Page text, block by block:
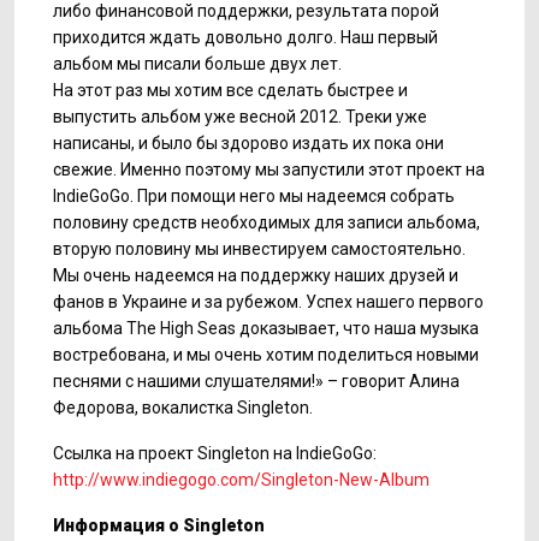
либо финансовой поддержки, результата порой
приходится ждать довольно долго. Наш первый
альбом мы писали больше двух лет.
На этот раз мы хотим все сделать быстрее и
выпустить альбом уже весной 2012. Треки уже
написаны, и было бы здорово издать их пока они
свежие. Именно поэтому мы запустили этот проект на
IndieGoGo. При помощи него мы надеемся собрать
половину средств необходимых для записи альбома,
вторую половину мы инвестируем самостоятельно.
Мы очень надеемся на поддержку наших друзей и
фанов в Украине и за рубежом. Успех нашего первого
альбома The High Seas доказывает, что наша музыка
востребована, и мы очень хотим поделиться новыми
песнями с нашими слушателями!» – говорит Алина
Федорова, вокалистка Singleton.
Ссылка на проект Singleton на IndieGoGo:
http://www.indiegogo.com/Singleton-New-Album
Информация о Singleton